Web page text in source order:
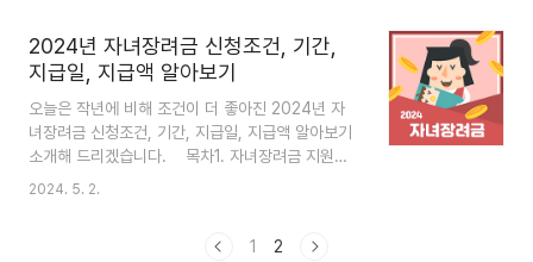
해 보았습니..
려금 제도 소개2. 근로장려금 신청조건3. 근로장려
금 신청기간/방법4. 근로장려금 심사 및 지급5. 마
소득이 적어 생활이 어려운 근로자(종교인 포함) 또
는 사업자(전문직 제외) 가구에 대하여 구원 구성과
총 급여액 등에 따라 산정된 근로장려금을 지급함으
로써 근로를 장려하고 실질소득을 지원하는 근로연
2024년 자녀장려금 신청조건, 기간,
지급일, 지급액 알아보기
오늘은 작년에 비해 조건이 더 좋아진 2024년 자
녀장려금 신청조건, 기간, 지급일, 지급액 알아보기
소개해 드리겠습니다. 목차1. 자녀장려금 지원목
적2. 자녀장려금 신청조건과 지급액3. 자녀장려금
자녀 수에 따라 자녀 장려금을 세금 환급 형태로 지
2024. 5. 2.
1 2